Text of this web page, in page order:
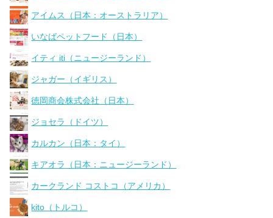
アイムス（日本：オーストラリア）
いなばペットフード（日本）
イティ iti（ニュージーランド）
ジャガー（イギリス）
徳岡商会株式会社（日本）
ジョセラ（ドイツ）
カルカン（日本：タイ）
キアオラ（日本：ニュージーランド）
カークランド コストコ（アメリカ）
kito（トルコ）